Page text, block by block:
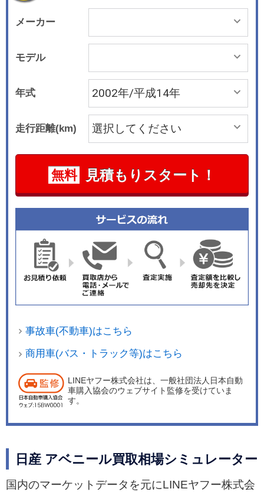
で、スポーティかつ上品さを感じさせるものだ。
また、全車に足踏み式パーキングブレーキを採用
した。エンジンは直列4気筒2リッター及び1.8リ
ッターで、組み合わされるミッションはグレード
により、4速ATとマニュアルモードでのスポーテ
ィな走りを楽しめるCVTが設定される。ABSやブ
レーキアシスト、デュアルエアバッグなどの安全
装備も標準装備されている。
メーカー
モデル
年式
走行距離(km)
無料 見積もりスタート！
事故車(不動車)はこちら
商用車(バス・トラック等)はこちら
LINEヤフー株式会社は、一般社団法人日本自動
車購入協会のウェブサイト監修を受けていま
す。
日産 アベニール買取相場シミュレーター
国内のマーケットデータを元にLINEヤフー株式会